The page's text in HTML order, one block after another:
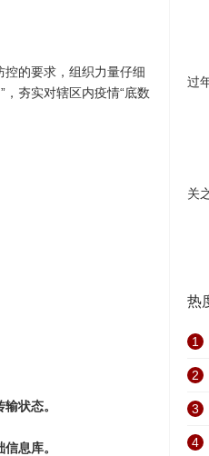
的要求，组织力量仔细
夯实对辖区内疫情“底数
状态。
息库。
过
关
热
1
2
3
4